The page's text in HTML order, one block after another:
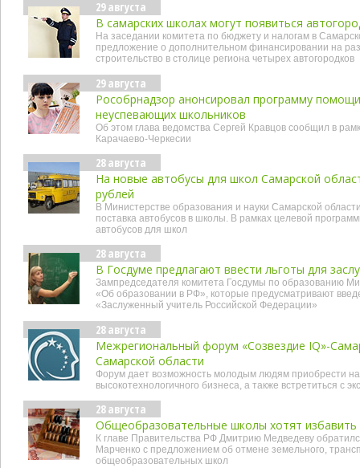
29 августа
В самарских школах могут появиться
На заседании комитета по бюджету и налогам в
предложение о дополнительном финансировании на
строительство в столице региона четырех автогородков
29 августа
Рособрнадзор анонсировал программу
неуспевающих школьников
Об этом глава ведомства Сергей Кравцов сообщил в
Карачаево-Черкесии
28 августа
На новые автобусы для школ Самарской
рублей
В Министерстве образования и науки Самарской
поставка автобусов в школы. В рамках целевой
автобусов для школ
28 августа
В Госдуме предлагают ввести льготы для
Зампредседателя комитета Госдумы по образованию
«Об образовании в РФ», которые предусматривают
«Заслуженный учитель Российской Федерации»
28 августа
Межрегиональный форум «Созвездие IQ»-
Самарской области
Форум дает возможность молодым людям приобрести
высокотехнологичного бизнеса, а также встретиться с
28 августа
Общеобразовательные школы хотят избавить
К главе Правительства РФ Дмитрию Медведеву
Марченко с предложением об отмене земельного,
общеобразовательных школ